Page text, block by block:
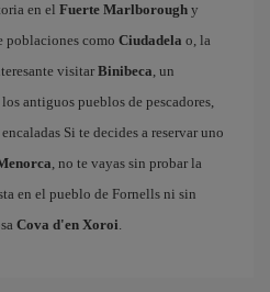
en el Fuerte Marlborough y
poblaciones como Ciudadela o, la
visitar Binibeca, un
antiguos pueblos de pescadores,
Si te decides a reservar uno
, no te vayas sin probar la
en el pueblo de Fornells ni sin
Cova d'en Xoroi.